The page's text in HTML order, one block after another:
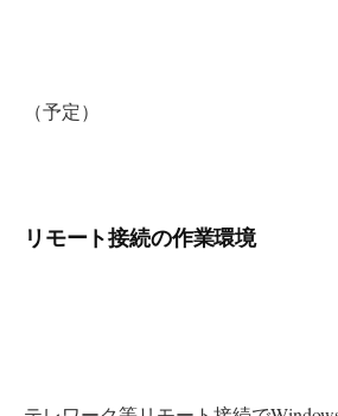
（予定）
リモート接続の作業環境